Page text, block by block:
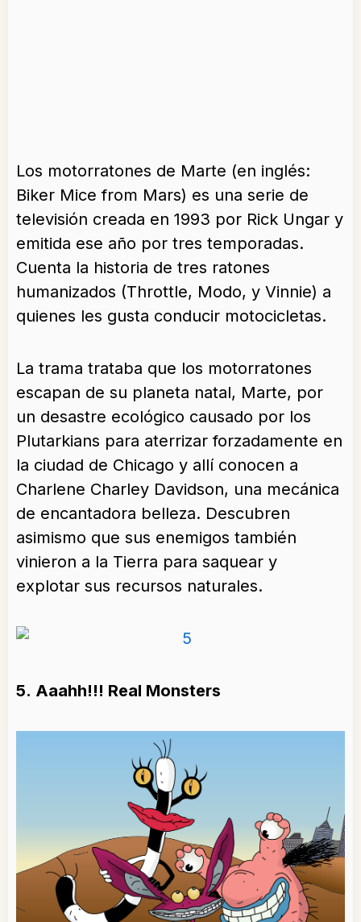
Los motorratones de Marte (en inglés:
Biker Mice from Mars) es una serie de
televisión creada en 1993 por Rick Ungar y
emitida ese año por tres temporadas.
Cuenta la historia de tres ratones
humanizados (Throttle, Modo, y Vinnie) a
quienes les gusta conducir motocicletas.
La trama trataba que los motorratones
escapan de su planeta natal, Marte, por
un desastre ecológico causado por los
Plutarkians para aterrizar forzadamente en
la ciudad de Chicago y allí conocen a
Charlene Charley Davidson, una mecánica
de encantadora belleza. Descubren
asimismo que sus enemigos también
vinieron a la Tierra para saquear y
explotar sus recursos naturales.
5. Aaahh!!! Real Monsters